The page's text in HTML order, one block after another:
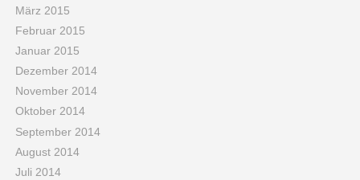
März 2015
Februar 2015
Januar 2015
Dezember 2014
November 2014
Oktober 2014
September 2014
August 2014
Juli 2014